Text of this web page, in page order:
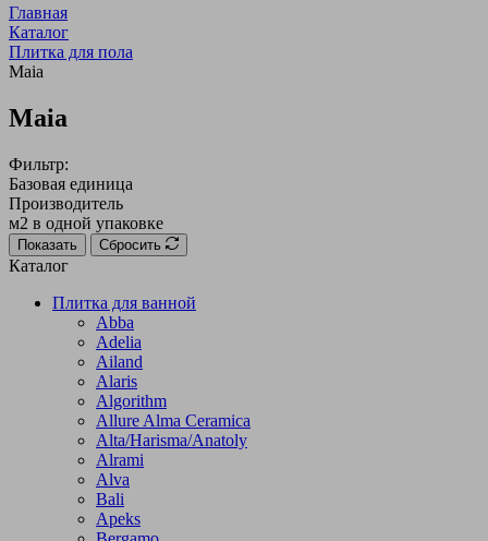
Главная
Каталог
Плитка для пола
Maia
Maia
Фильтр:
Базовая единица
Производитель
м2 в одной упаковке
Показать Сбросить
Каталог
Плитка для ванной
Abba
Adelia
Ailand
Alaris
Algorithm
Allure Alma Ceramica
Alta/Harisma/Anatoly
Alrami
Alva
Bali
Apeks